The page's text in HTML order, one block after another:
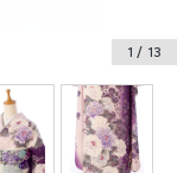
1 / 13